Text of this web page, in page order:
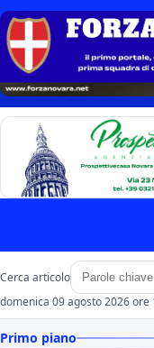
Cerca articolo
domenica 09 agosto 2026 ore
Primo piano